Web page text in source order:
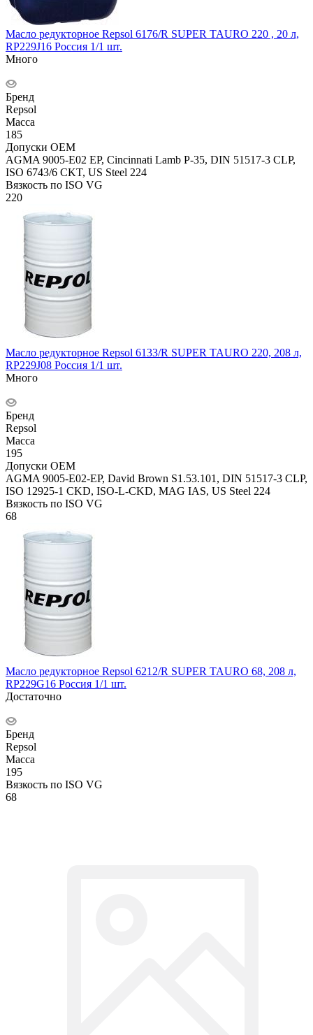
Масло редукторное Repsol 6176/R SUPER TAURO 220 , 20 л,
RP229J16 Россия 1/1 шт.
Много
Бренд
Repsol
Масса
185
Допуски OEM
AGMA 9005-E02 EP, Cincinnati Lamb P-35, DIN 51517-3 CLP,
ISO 6743/6 CKT, US Steel 224
Вязкость по ISO VG
220
Масло редукторное Repsol 6133/R SUPER TAURO 220, 208 л,
RP229J08 Россия 1/1 шт.
Много
Бренд
Repsol
Масса
195
Допуски OEM
AGMA 9005-E02-EP, David Brown S1.53.101, DIN 51517-3 CLP,
ISO 12925-1 CKD, ISO-L-CKD, MAG IAS, US Steel 224
Вязкость по ISO VG
68
Масло редукторное Repsol 6212/R SUPER TAURO 68, 208 л,
RP229G16 Россия 1/1 шт.
Достаточно
Бренд
Repsol
Масса
195
Вязкость по ISO VG
68